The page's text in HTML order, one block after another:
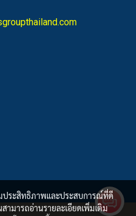
ประสิทธิภาพและประสบการณ์ที่ดี
ามารถอ่านรายละเอียดเพิ่มเติม